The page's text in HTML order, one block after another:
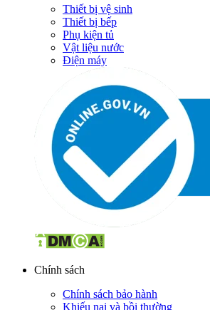
Thiết bị vệ sinh
Thiết bị bếp
Phụ kiện tủ
Vật liệu nước
Điện máy
Chính sách
Chính sách bảo hành
Khiếu nại và bồi thường